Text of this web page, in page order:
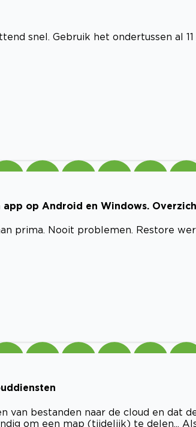
snel. Gebruik het ondertussen al
app op Android en Windows.
prima. Nooit problemen. Restore
van bestanden naar de cloud en dat
om een map (tijdelijk) te delen...